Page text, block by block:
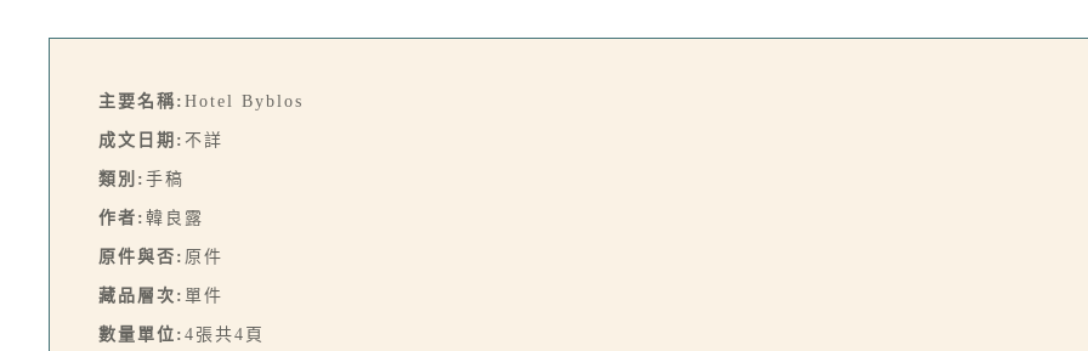
主要名稱: Hotel Byblos
成文日期: 不詳
類別: 手稿
作者: 韓良露
原件與否: 原件
藏品層次: 單件
數量單位: 4張共4頁